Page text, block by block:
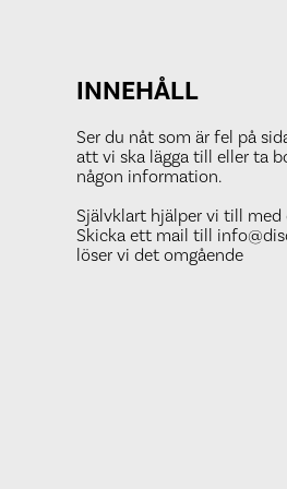
INNEHÅLL
Ser du nåt som är fel på
att vi ska lägga till eller ta
någon information.
Självklart hjälper vi till med
Skicka ett mail till
löser vi det omgående